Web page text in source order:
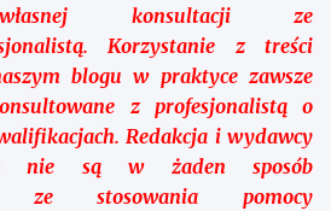
konsultacji ze
Korzystanie z treści
blogu w praktyce zawsze
z profesjonalistą o
Redakcja i wydawcy
nie są w żaden sposób
ze stosowania pomocy